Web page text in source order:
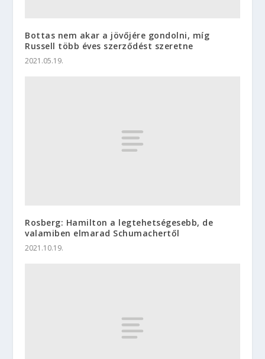
Bottas nem akar a jövőjére gondolni, míg
Russell több éves szerződést szeretne
2021.05.19.
Rosberg: Hamilton a legtehetségesebb, de
valamiben elmarad Schumachertől
2021.10.19.